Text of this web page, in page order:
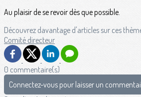
Au plaisir de se revoir dès que possible.
Découvrez davantage d'articles sur ces
Comité directeur
0 commentaire(s)
Connectez-vous pour laisser un